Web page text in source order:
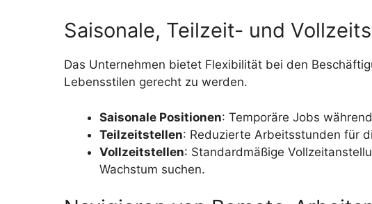
Saisonale, Teilzeit- und
Das Unternehmen bietet Flexibilität bei den
Lebensstilen gerecht zu werden.
Saisonale Positionen: Temporäre Jobs
Teilzeitstellen: Reduzierte Arbeitsstunden für
Vollzeitstellen: Standardmäßige
Wachstum suchen.